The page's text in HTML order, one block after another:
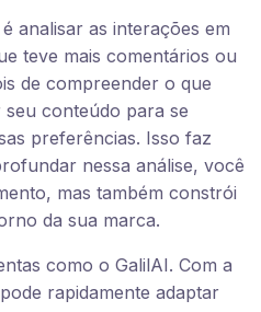
analisar as interações em
teve mais comentários ou
de compreender o que
conteúdo para se
preferências. Isso faz
nessa análise, você
mas também constrói
da sua marca.
como o GalilAI. Com a
rapidamente adaptar